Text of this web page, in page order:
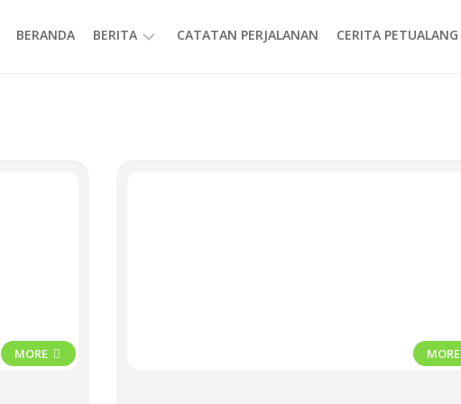
BERANDA BERITA CATATAN PERJALANAN CERITA PETUALANG
MORE MORE